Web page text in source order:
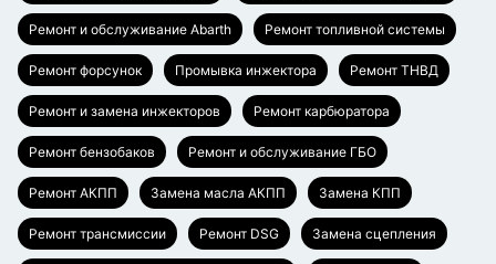
Ремонт и обслуживание Abarth Ремонт топливной системы
Ремонт форсунок Промывка инжектора Ремонт ТНВД
Ремонт и замена инжекторов Ремонт карбюратора
Ремонт бензобаков Ремонт и обслуживание ГБО
Ремонт АКПП Замена масла АКПП Замена КПП
Ремонт трансмиссии Ремонт DSG Замена сцепления